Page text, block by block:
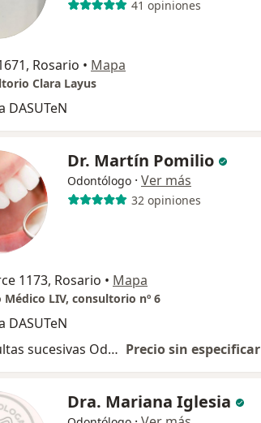
41 opiniones
Rosario • Mapa
Clara Layus
DASUTeN
Dr. Martín Pomilio
Odontólogo · Ver más
32 opiniones
1173, Rosario • Mapa
Médico LIV, consultorio nº 6
DASUTeN
Consultas sucesivas Odontología Precio sin especificar
Dra. Mariana Iglesia